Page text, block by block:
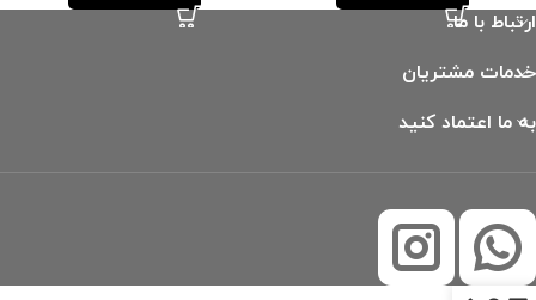
ارتباط با ما
خدمات مشتریان
به ما اعتماد کنید